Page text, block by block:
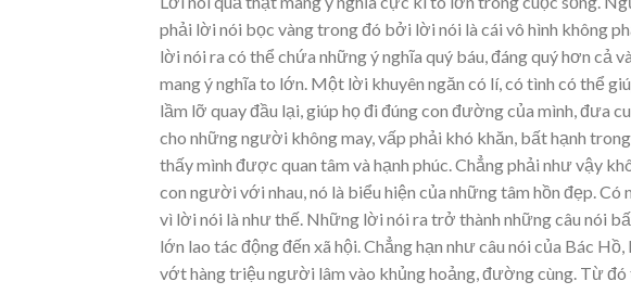
phải lời nói bọc vàng trong đó bởi lời nói là cái vô hình không
lời nói ra có thể chứa những ý nghĩa quý báu, đáng quý hơn cả
mang ý nghĩa to lớn. Một lời khuyên ngăn có lí, có tình có thể
lầm lỡ quay đầu lại, giúp họ đi đúng con đường của mình, đưa
cho những người không may, vấp phải khó khăn, bất hạnh
thấy mình được quan tâm và hạnh phúc. Chẳng phải như vậy
con người với nhau, nó là biểu hiện của những tâm hồn đẹp.
vì lời nói là như thế. Những lời nói ra trở thành những câu nói
lớn lao tác động đến xã hội. Chẳng hạn như câu nói của Bác
vớt hàng triệu người lâm vào khủng hoảng, đường cùng. Từ